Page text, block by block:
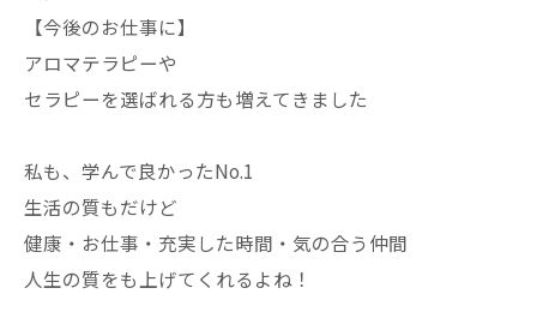
【今後のお仕事に】
アロマテラピーや
セラピーを選ばれる方も増えてきました
私も、学んで良かったNo.1
生活の質もだけど
健康・お仕事・充実した時間・気の合う仲間
人生の質をも上げてくれるよね！